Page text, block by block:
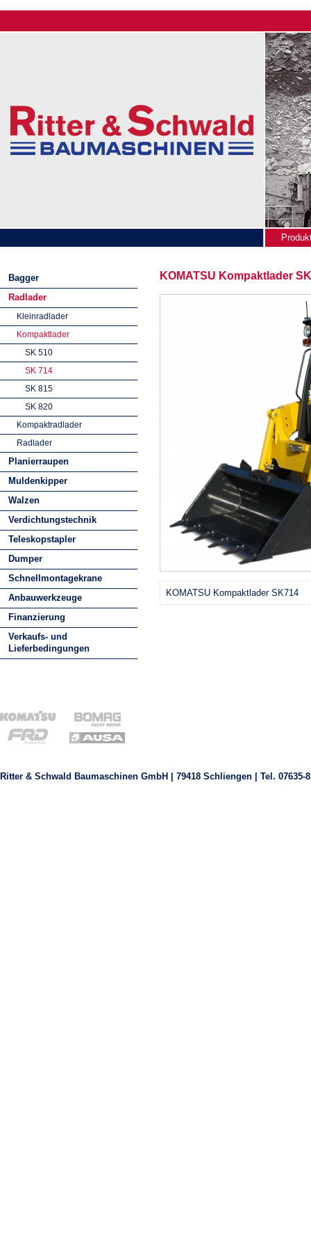
Bagger
Radlader
Kleinradlader
Kompaktlader
SK 510
SK 714
SK 815
SK 820
Kompaktradlader
Radlader
Planierraupen
Muldenkipper
Walzen
Verdichtungstechnik
Teleskopstapler
Dumper
Schnellmontagekrane
Anbauwerkzeuge
Finanzierung
Verkaufs- und
Lieferbedingungen
KOMATSU Kompaktlader
KOMATSU Kompaktlader SK714
Ritter & Schwald Baumaschinen GmbH | 79418 Schliengen | Tel. 07635-